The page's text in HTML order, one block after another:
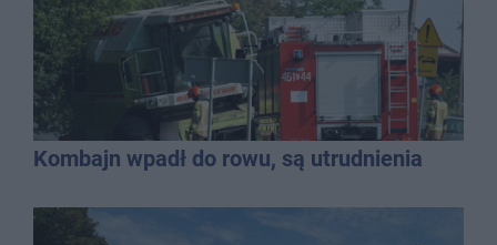
Kombajn wpadł do rowu, są utrudnienia